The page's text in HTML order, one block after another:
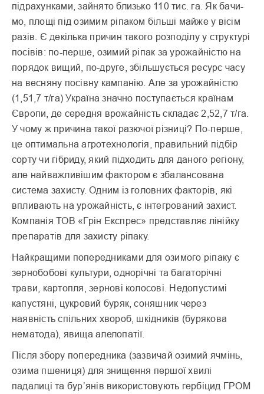
підрахунками, зайнято близько 110 тис. га. Як бачи­
мо, площі під озимим ріпаком більші майже у вісім
разів. Є декілька причин такого розподілу у структурі
посівів: по-перше, озимий ріпак за урожайністю на
порядок вищий, по-друге, збільшується ресурс часу
на весняну посівну кампанію. Але за урожайністю
(1,5­1,7 т/га) Україна значно поступається країнам
Європи, де середня врожайність складає 2,5­2,7 т/га.
У чому ж причина такої разючої різниці? По-перше,
це оптимальна агротехнологія, правильний підбір
сорту чи гібриду, який підходить для даного регіону,
але найважливішим факто­ром є збалансована
система захисту. Одним із головних факторів, які
впливають на урожайність, є інтегрований захист.
Компанія ТОВ «Грін Експрес» представляє лінійку
препаратів для захисту ріпаку.
Найкращими попередника­ми для озимого ріпаку є
зернобобові культури, однорічні та багаторічні
трави, картопля, зернові колосові. Недопустимі
капустяні, цукровий буряк, соняшник через
наявність спільних хвороб, шкідників (бурякова
нематода), явища алелопатії.
Після збору попередника (зазвичай озимий ячмінь,
озима пшениця) для зни­щення першої хвилі
падалиці та бур’янів використовують гербіцид ГРОМ